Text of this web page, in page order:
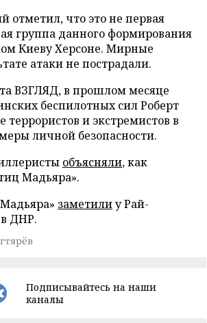
отметил, что это не первая
группа данного формирования
Киеву Херсоне. Мирные
атаки не пострадали.
ВЗГЛЯД, в прошлом месяце
беспилотных сил Роберт
террористов и экстремистов в
личной безопасности.
объясняли, как
Мадьяра».
заметилиу Рай-
ДНР.
Подписывайтесь на наши
каналы